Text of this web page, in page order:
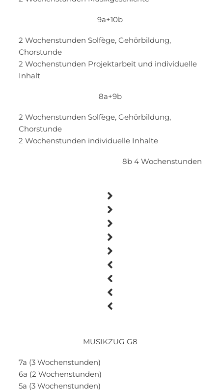
9a+10b
2 Wochenstunden Solfège, Gehörbildung,
Chorstunde
2 Wochenstunden Projektarbeit und individuelle
Inhalt
8a+9b
2 Wochenstunden Solfège, Gehörbildung,
Chorstunde
2 Wochenstunden individuelle Inhalte
8b 4 Wochenstunden
MUSIKZUG G8
7a (3 Wochenstunden)
6a (2 Wochenstunden)
5a (3 Wochenstunden)